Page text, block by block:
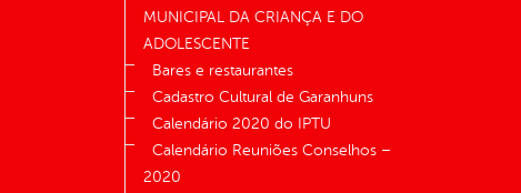
MUNICIPAL DA CRIANÇA E DO
ADOLESCENTE
Bares e restaurantes
Cadastro Cultural de Garanhuns
Calendário 2020 do IPTU
Calendário Reuniões Conselhos –
2020